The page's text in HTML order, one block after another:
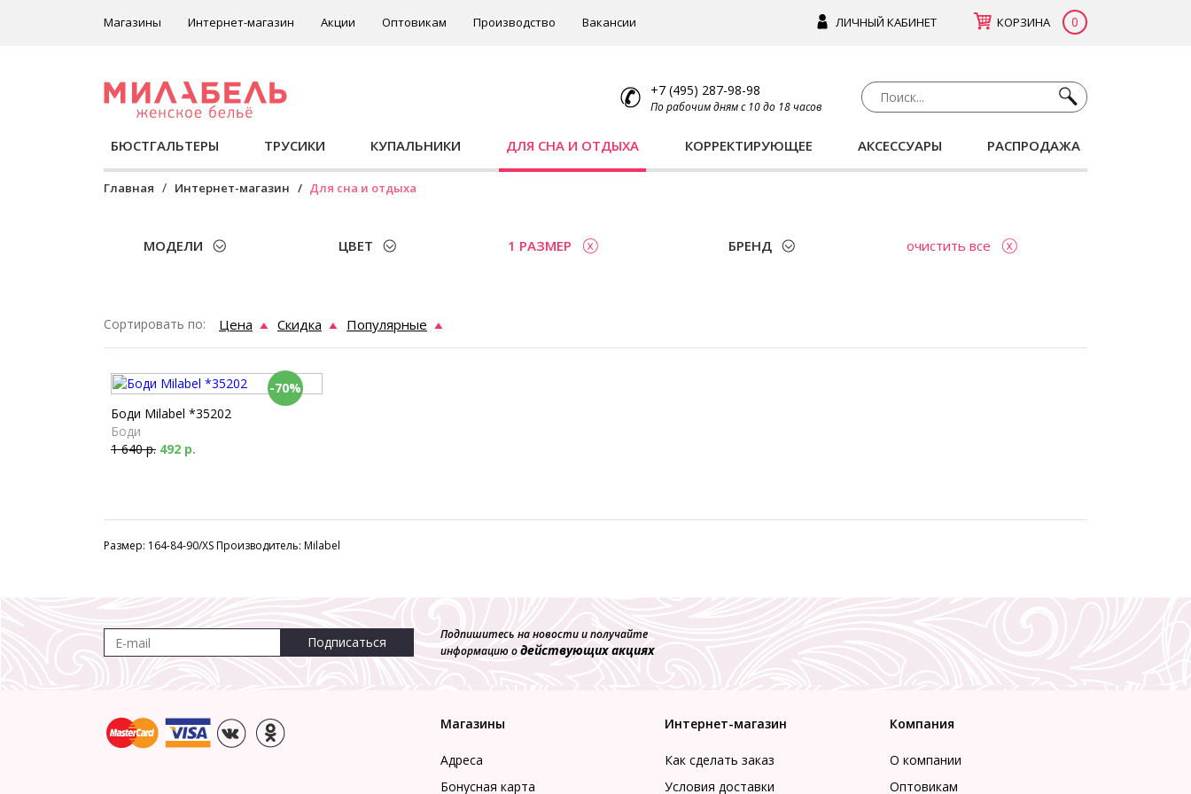
ЛИЧНЫЙ КАБИНЕТ КОРЗИНА 0
Магазины Интернет-магазин Акции Оптовикам Производство Вакансии
+7 (495) 287-98-98
По рабочим дням с 10 до 18 часов
БЮСТГАЛЬТЕРЫ ТРУСИКИ КУПАЛЬНИКИ ДЛЯ СНА И ОТДЫХА КОРРЕКТИРУЮЩЕЕ АКСЕССУАРЫ РАСПРОДАЖА
Главная Интернет-магазин Для сна и отдыха
МОДЕЛИ ЦВЕТ 1 РАЗМЕР БРЕНД очистить все
Сортировать по: Цена Скидка Популярные
-70%
Боди Milabel *35202
Боди
1 640 р. 492 р.
Размер: 164-84-90/XS Производитель: Milabel
Подписаться
Подпишитесь на новости и получайте
информацию одействующих акциях
Магазины
Адреса
Бонусная карта
Интернет-магазин
Как сделать заказ
Условия доставки
Компания
О компании
Оптовикам